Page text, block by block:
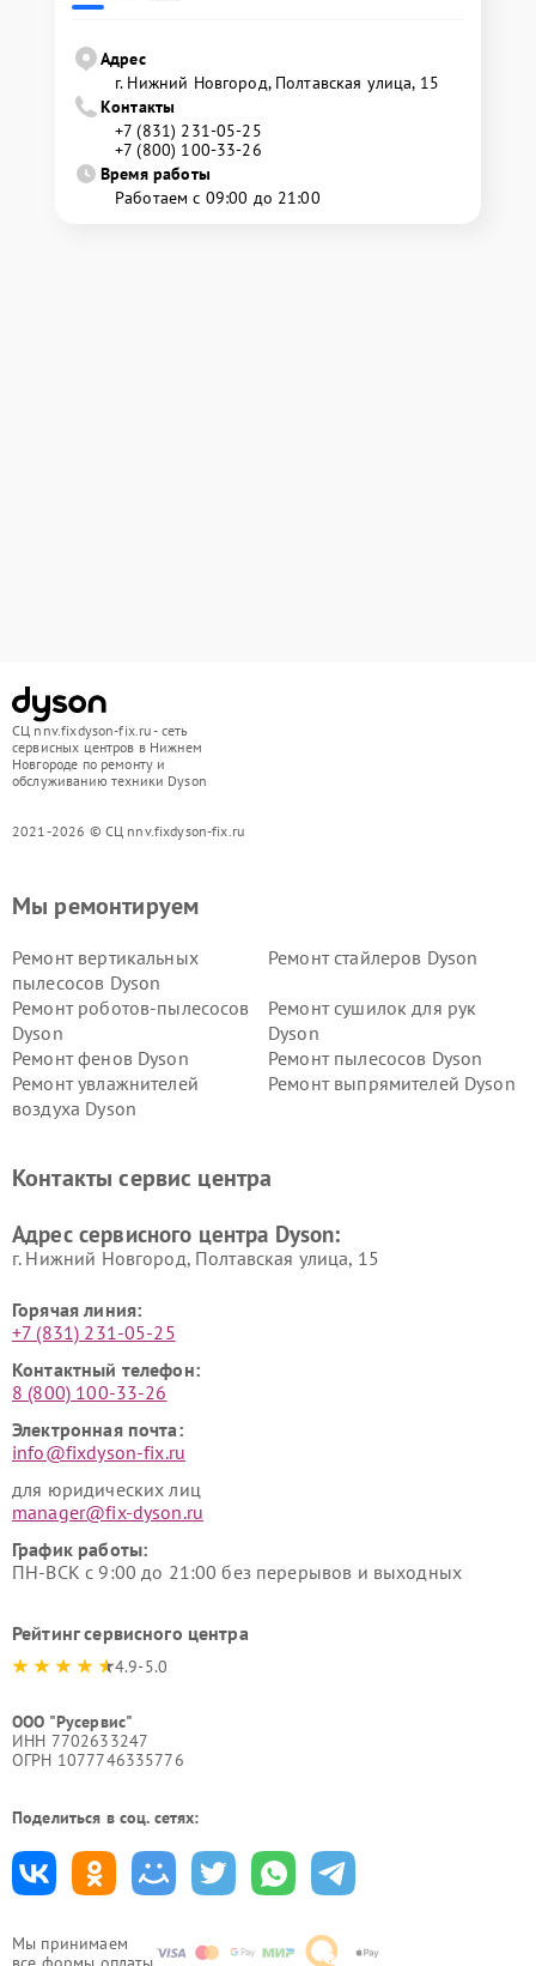
Адрес
г. Нижний Новгород, Полтавская улица, 15
Контакты
+7 (831) 231-05-25
+7 (800) 100-33-26
Время работы
Работаем с 09:00 до 21:00
СЦ nnv.fixdyson-fix.ru - сеть
сервисных центров в Нижнем
Новгороде по ремонту и
обслуживанию техники Dyson
2021-2026 © СЦ nnv.fixdyson-fix.ru
Мы принимаем
Мы ремонтируем
Ремонт вертикальных
пылесосов Dyson
Ремонт стайлеров Dyson
Ремонт роботов-пылесосов
Dyson
Ремонт сушилок для рук
Dyson
Ремонт фенов Dyson
Ремонт пылесосов Dyson
Ремонт увлажнителей
воздуха Dyson
Ремонт выпрямителей Dyson
Контакты сервис центра
Адрес сервисного центра Dyson:
г. Нижний Новгород, Полтавская улица, 15
Горячая линия:
+7 (831) 231-05-25
Контактный телефон:
8 (800) 100-33-26
Электронная почта:
info@fixdyson-fix.ru
для юридических лиц
manager@fix-dyson.ru
График работы:
ПН-ВСК с 9:00 до 21:00 без перерывов и выходных
Рейтинг сервисного центра
4.9-5.0
ООО "Русервис"
ИНН 7702633247
ОГРН 1077746335776
Поделиться в соц. сетях: